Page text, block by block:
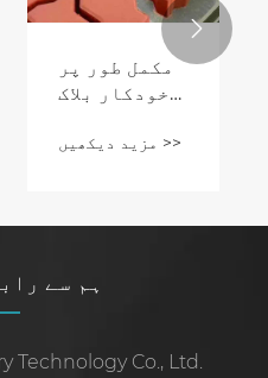
مکمل طور پر
خودکار بلاک
تعمیراتی
مستقبل
مزید دیکھیں >>

ہم سے
Technology Co., Ltd.